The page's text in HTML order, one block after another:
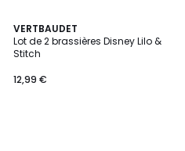
VERTBAUDET
Lot de 2 brassières Disney Lilo &
Stitch
12,99 €